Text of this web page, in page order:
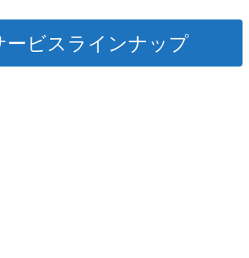
ービスラインナップ